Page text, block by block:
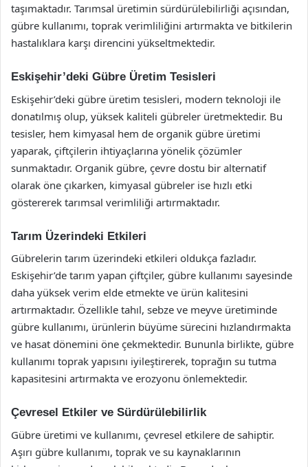
taşımaktadır. Tarımsal üretimin sürdürülebilirliği açısından,
gübre kullanımı, toprak verimliliğini artırmakta ve bitkilerin
hastalıklara karşı direncini yükseltmektedir.
Eskişehir’deki Gübre Üretim Tesisleri
Eskişehir’deki gübre üretim tesisleri, modern teknoloji ile
donatılmış olup, yüksek kaliteli gübreler üretmektedir. Bu
tesisler, hem kimyasal hem de organik gübre üretimi
yaparak, çiftçilerin ihtiyaçlarına yönelik çözümler
sunmaktadır. Organik gübre, çevre dostu bir alternatif
olarak öne çıkarken, kimyasal gübreler ise hızlı etki
göstererek tarımsal verimliliği artırmaktadır.
Tarım Üzerindeki Etkileri
Gübrelerin tarım üzerindeki etkileri oldukça fazladır.
Eskişehir’de tarım yapan çiftçiler, gübre kullanımı sayesinde
daha yüksek verim elde etmekte ve ürün kalitesini
artırmaktadır. Özellikle tahıl, sebze ve meyve üretiminde
gübre kullanımı, ürünlerin büyüme sürecini hızlandırmakta
ve hasat dönemini öne çekmektedir. Bununla birlikte, gübre
kullanımı toprak yapısını iyileştirerek, toprağın su tutma
kapasitesini artırmakta ve erozyonu önlemektedir.
Çevresel Etkiler ve Sürdürülebilirlik
Gübre üretimi ve kullanımı, çevresel etkilere de sahiptir.
Aşırı gübre kullanımı, toprak ve su kaynaklarının